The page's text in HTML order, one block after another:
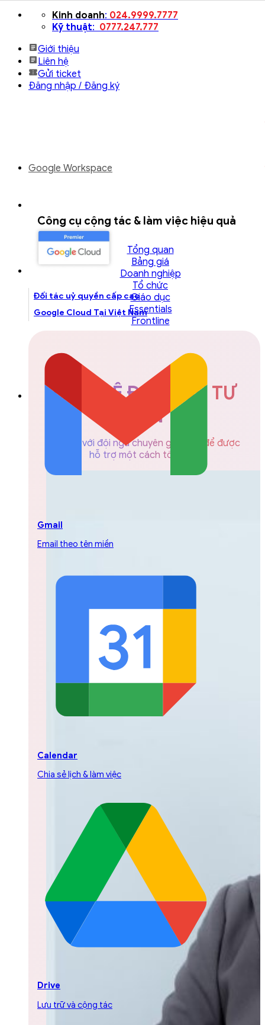
dung
Kinh doanh: 024.9999.7777
Kỹ thuật: 0777.247.777
Giới thiệu
Liên hệ
Gửi ticket
Đăng nhập / Đăng ký
Đối tác uỷ quyền cấp cao
Google Cloud Tại Việt Nam
LIÊN HỆ ĐỘI NGŨ TƯ
VẤN
Liên hệ với đội ngũ chuyên gia GCS để được
hỗ trợ một cách tốt nhất
Google Workspace
Công cụ cộng tác & làm việc hiệu quả
Tổng quan
Bảng giá
Doanh nghiệp
Tổ chức
Giáo dục
Essentials
Frontline
Gmail
Email theo tên miền
Calendar
Chia sẻ lịch & làm việc
Drive
Lưu trữ và cộng tác